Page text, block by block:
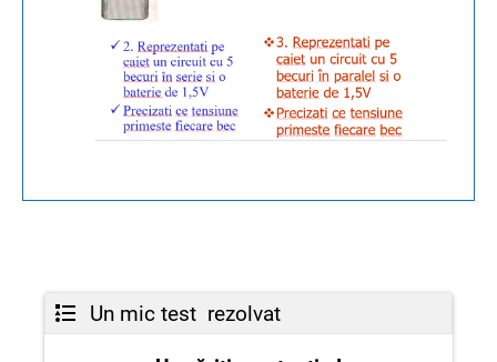
Un mic test rezolvat